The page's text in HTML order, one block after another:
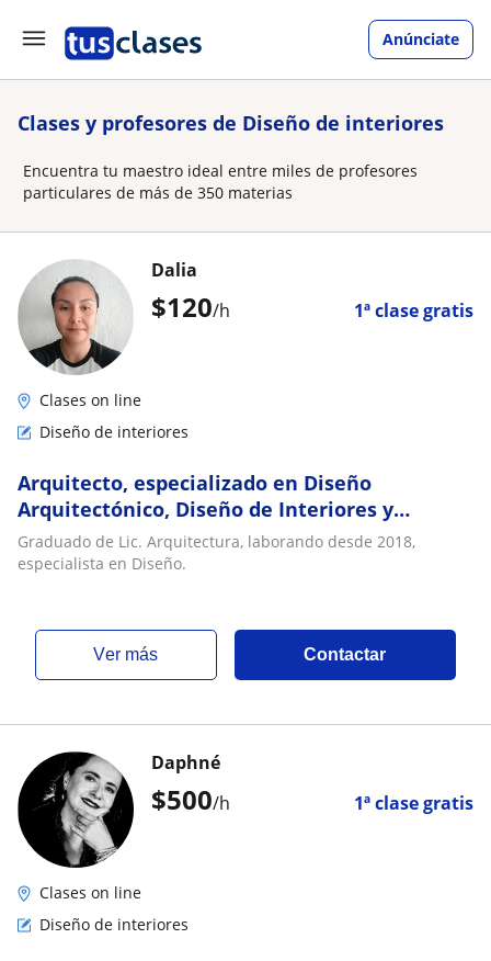
Anúnciate
Clases y profesores de Diseño de interiores
Encuentra tu maestro ideal entre miles de profesores
particulares de más de 350 materias
$120/h 1ª clase gratis
Dalia
Clases on line
Diseño de interiores
Arquitecto, especializado en Diseño
Arquitectónico, Diseño de Interiores y
software referentes a esto
Graduado de Lic. Arquitectura, laborando desde 2018,
especialista en Diseño.
ver más Contactar
$500/h 1ª clase gratis
Daphné
Clases on line
Diseño de interiores